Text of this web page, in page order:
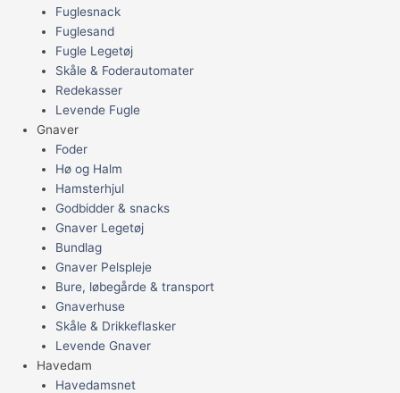
Fuglesnack
Fuglesand
Fugle Legetøj
Skåle & Foderautomater
Redekasser
Levende Fugle
Gnaver
Foder
Hø og Halm
Hamsterhjul
Godbidder & snacks
Gnaver Legetøj
Bundlag
Gnaver Pelspleje
Bure, løbegårde & transport
Gnaverhuse
Skåle & Drikkeflasker
Levende Gnaver
Havedam
Havedamsnet